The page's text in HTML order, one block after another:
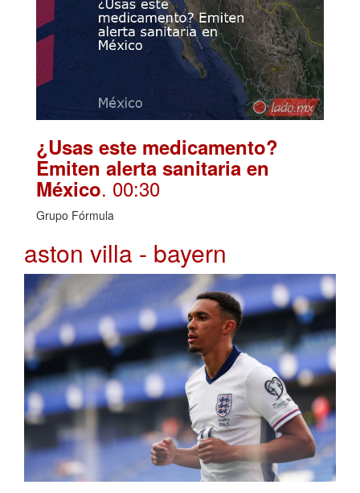
¿Usas este medicamento?
Emiten alerta sanitaria en
México. 00:30
Grupo Fórmula
aston villa - bayern